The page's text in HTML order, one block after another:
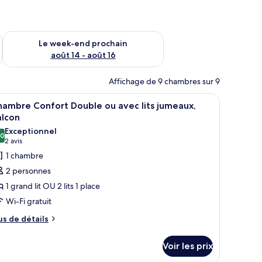
août 7 - août 9
Le week-end prochain
août 14 - août 16
Vérifier la disponibilité pour le week-end prochain août 14 -
Affichage de 9 chambres sur 9
des tables de chevet, un tableau et un miroir.
:
Une chambre d’hôtel avec un lit, un
5
Confort Double ou avec lits jumeaux,
sur 10
Exceptionnel
2 avis
(2 avis)
1 chambre
2 personnes
1 grand lit OU 2 lits 1 place
Wi-Fi gratuit
de détails
Voir les prix